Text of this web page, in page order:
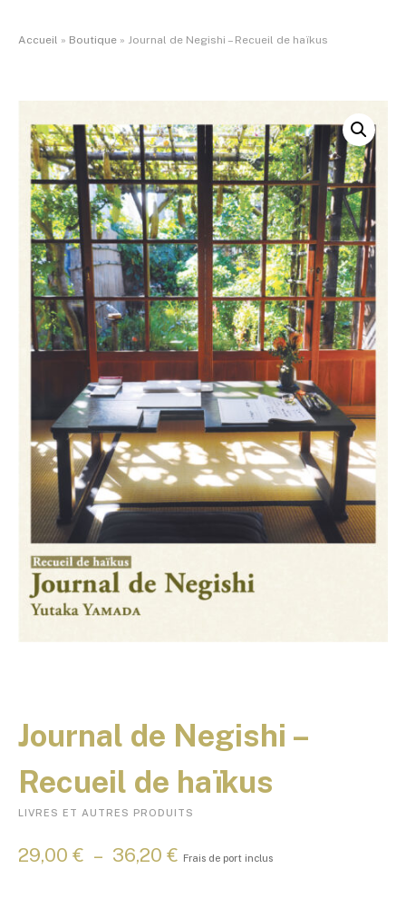
Accueil » Boutique » Journal de Negishi – Recueil de haïkus
Journal de Negishi –
Recueil de haïkus
LIVRES ET AUTRES PRODUITS
29,00 € – 36,20 € P
Frais de port inclus